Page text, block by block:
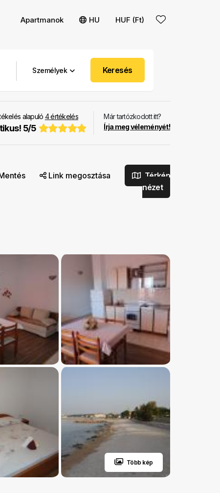
Apartmanok HU HUF (Ft)
Személyek Keresés
Már tartózkodott itt?
Írja meg véleményét!
alapuló 4értékelés
5/5
Link megosztása
Térkép
nézet
Több kép